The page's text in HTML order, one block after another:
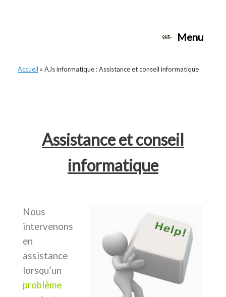
Menu
Accueil » AJs informatique : Assistance et conseil informatique
Assistance et conseil
informatique
Nous
intervenons
en
assistance
lorsqu’un
problème